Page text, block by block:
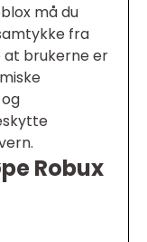
må du
fra
at brukerne er
Robux